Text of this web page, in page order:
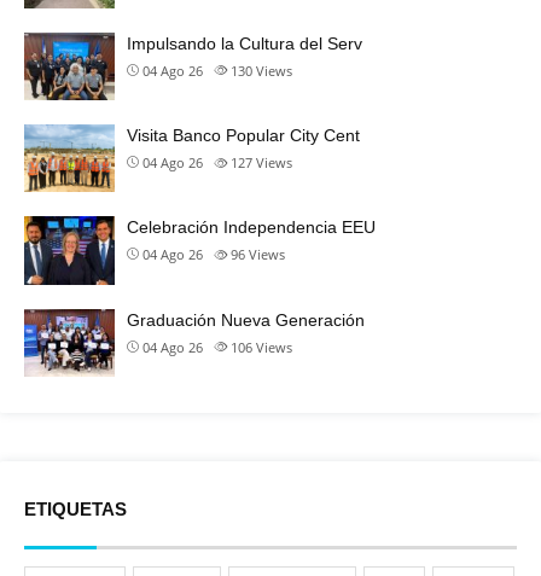
Impulsando la Cultura del Serv
04 Ago 26 130 Views
Visita Banco Popular City Cent
04 Ago 26 127 Views
Celebración Independencia EEU
04 Ago 26 96 Views
Graduación Nueva Generación
04 Ago 26 106 Views
ETIQUETAS